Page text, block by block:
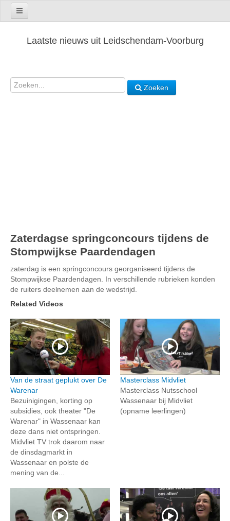
Laatste nieuws uit Leidschendam-Voorburg
Zoeken
Zaterdagse springconcours tijdens de
Stompwijkse Paardendagen
zaterdag is een springconcours georganiseerd tijdens de
Stompwijkse Paardendagen. In verschillende rubrieken konden
de ruiters deelnemen aan de wedstrijd.
Related Videos
Van de straat geplukt over De
Warenar
Bezuinigingen, korting op
subsidies, ook theater "De
Warenar" in Wassenaar kan
deze dans niet ontspringen.
Midvliet TV trok daarom naar
de dinsdagmarkt in
Wassenaar en polste de
mening van de...
Masterclass Midvliet
Masterclass Nutsschool
Wassenaar bij Midvliet
(opname leerlingen)